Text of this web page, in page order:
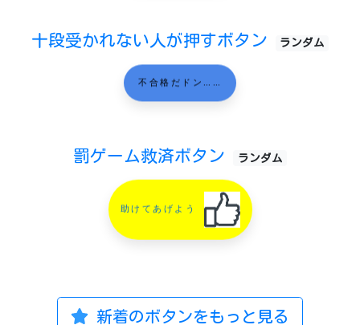
十段受かれない人が押すボタン ランダム
不合格だドン……
罰ゲーム救済ボタン ランダム
助けてあげよう
新着のボタンをもっと見る